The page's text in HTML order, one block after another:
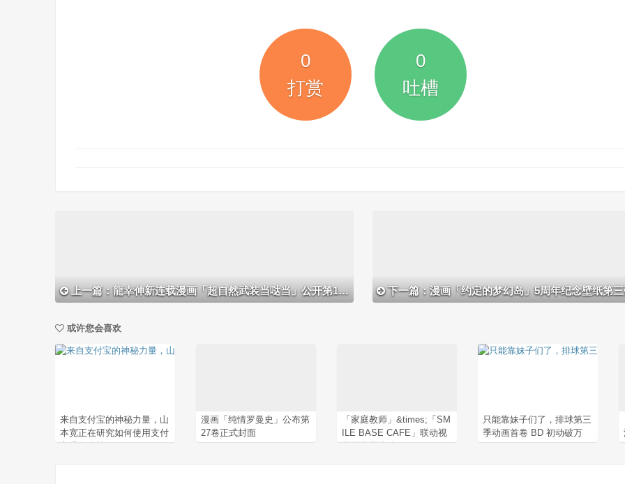
0
打赏
0
吐槽
上一篇：龍幸伸新连载漫画「超自然武装当哒当」公开第1卷宣传PV 下一篇：漫画「约定的梦幻岛」5周年纪念壁纸第
或许您会喜欢
来自支付宝的神秘力量，山
本宽正在研究如何使用支付
漫画「纯情罗曼史」公布第
27卷正式封面
「家庭教师」&times;「SM
ILE BASE CAFE」联动视
只能靠妹子们了，排球第三
季动画首卷 BD 初动破万